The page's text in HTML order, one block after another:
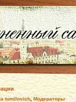
tumilovich,Модераторы